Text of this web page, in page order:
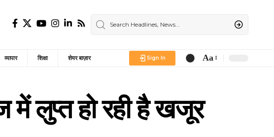
व्यापार शिक्षा शेयर बाज़ार Sign In
Font
Aa
लुप्त हो रही है खजूर